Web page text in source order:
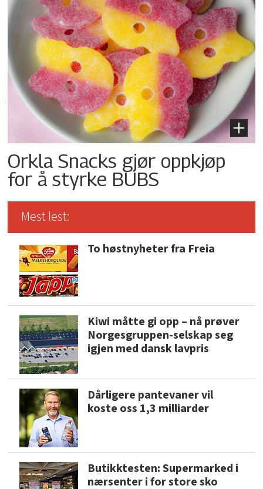
Orkla Snacks gjør oppkjøp
for å styrke BUBS
Mest lest:
To høstnyheter fra Freia
Kiwi måtte gi opp – nå prøver
Norgesgruppen-selskap seg
igjen med dansk lavpris
Dårligere pantevaner vil
koste oss 1,3 milliarder
Butikktesten: Supermarked i
nærsenter i for store sko